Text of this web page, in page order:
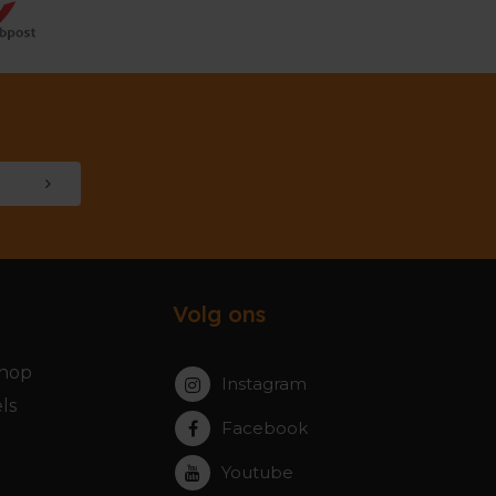
Volg ons
Instagram
Facebook
Youtube